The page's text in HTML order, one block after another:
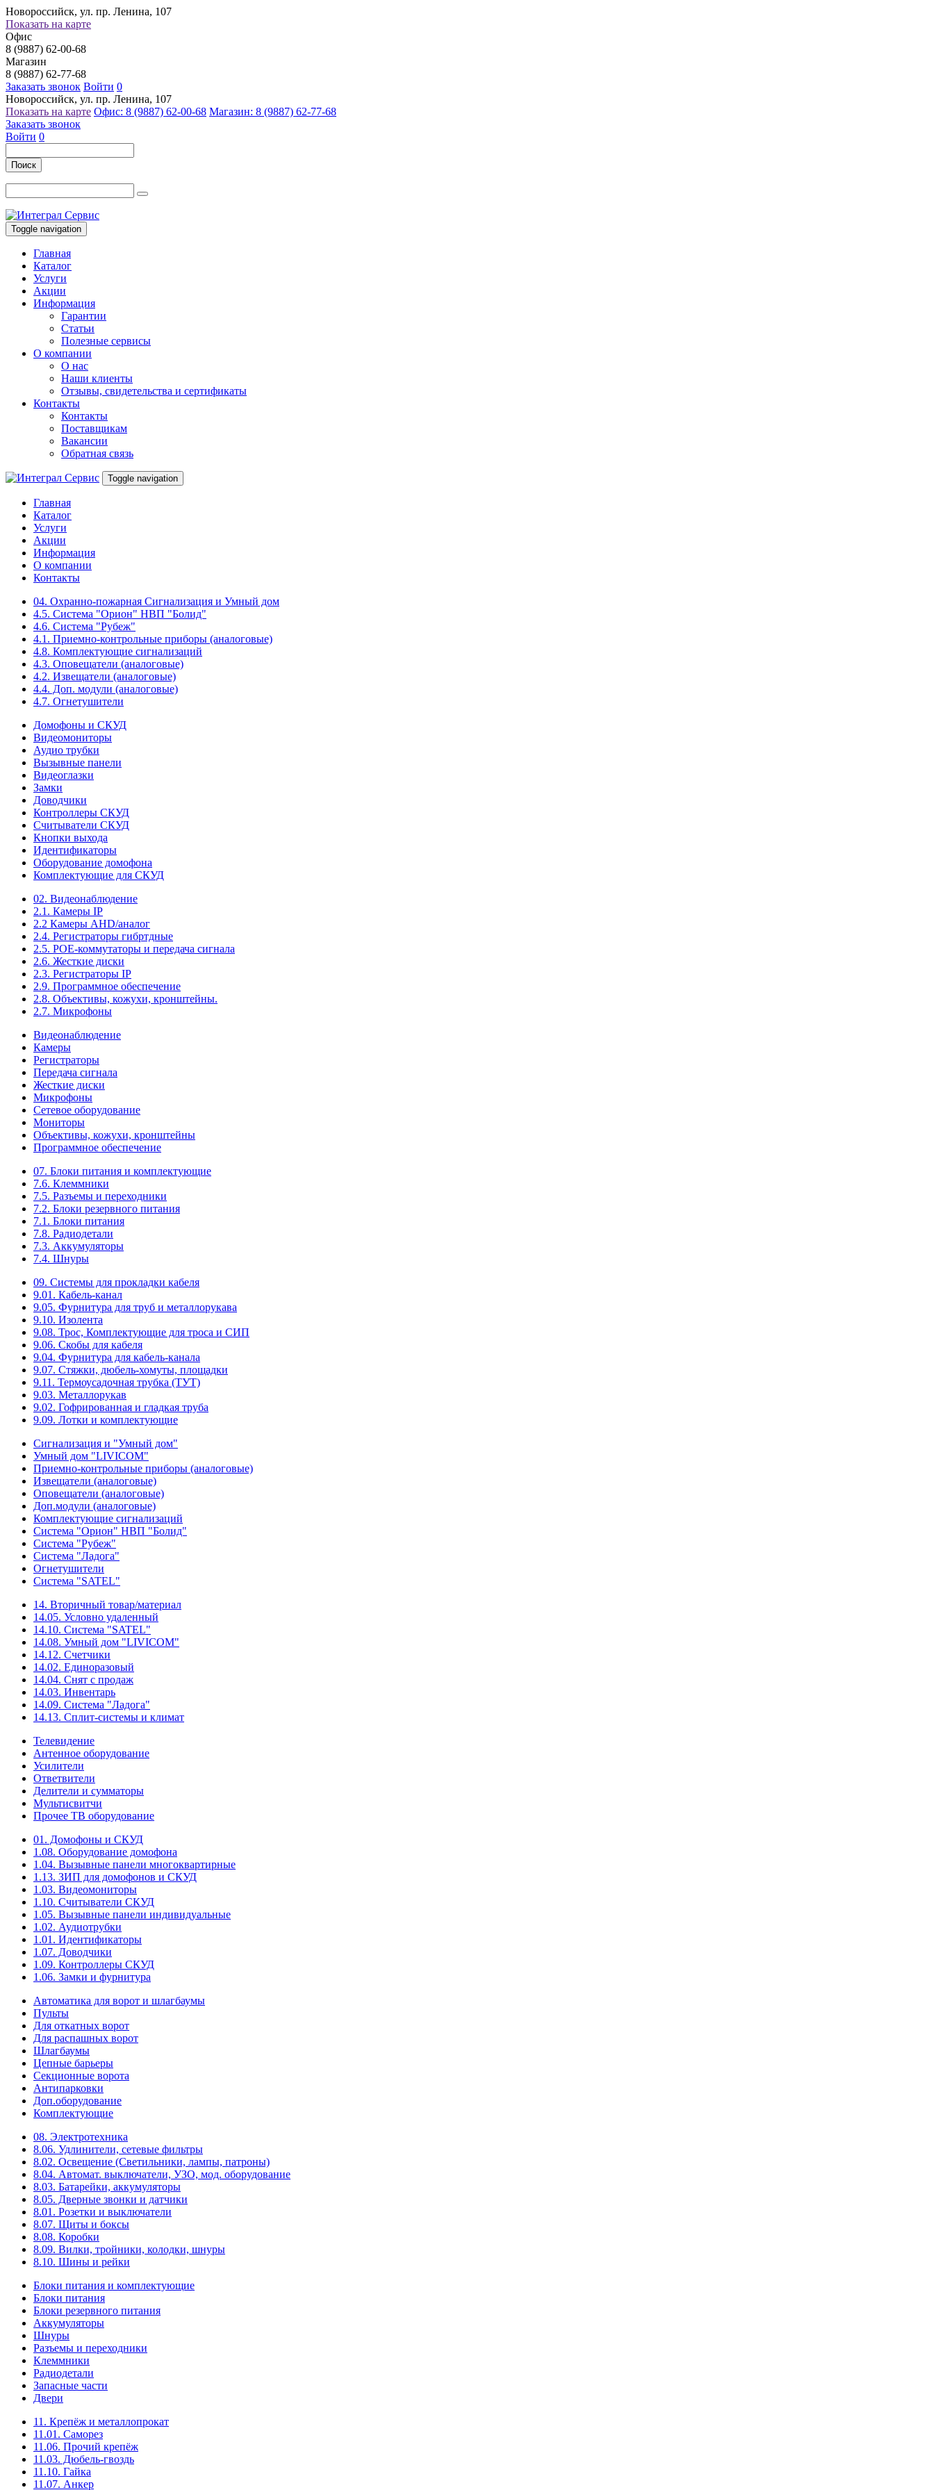
Новороссийск, ул. пр. Ленина, 107
Показать на карте
Офис
8 (9887) 62-00-68
Магазин
8 (9887) 62-77-68
Заказать звонок Войти 0
Новороссийск, ул. пр. Ленина, 107
Показать на карте Офис: 8 (9887) 62-00-68 Магазин: 8 (9887) 62-77-68
Заказать звонок
Войти 0
Поиск
Toggle navigation
Главная
Каталог
Услуги
Акции
Информация
Гарантии
Статьи
Полезные сервисы
О компании
О нас
Наши клиенты
Отзывы, свидетельства и сертификаты
Контакты
Контакты
Поставщикам
Вакансии
Обратная связь
Toggle navigation
Главная
Каталог
Услуги
Акции
Информация
О компании
Контакты
04. Охранно-пожарная Сигнализация и Умный дом
4.5. Система "Орион" НВП "Болид"
4.6. Система "Рубеж"
4.1. Приемно-контрольные приборы (аналоговые)
4.8. Комплектующие сигнализаций
4.3. Оповещатели (аналоговые)
4.2. Извещатели (аналоговые)
4.4. Доп. модули (аналоговые)
4.7. Огнетушители
Домофоны и СКУД
Видеомониторы
Аудио трубки
Вызывные панели
Видеоглазки
Замки
Доводчики
Контроллеры СКУД
Считыватели СКУД
Кнопки выхода
Идентификаторы
Оборудование домофона
Комплектующие для СКУД
02. Видеонаблюдение
2.1. Камеры IP
2.2 Камеры AHD/аналог
2.4. Регистраторы гибртдные
2.5. РОЕ-коммутаторы и передача сигнала
2.6. Жесткие диски
2.3. Регистраторы IP
2.9. Программное обеспечение
2.8. Объективы, кожухи, кронштейны.
2.7. Микрофоны
Видеонаблюдение
Камеры
Регистраторы
Передача сигнала
Жесткие диски
Микрофоны
Сетевое оборудование
Мониторы
Объективы, кожухи, кронштейны
Программное обеспечение
07. Блоки питания и комплектующие
7.6. Клеммники
7.5. Разъемы и переходники
7.2. Блоки резервного питания
7.1. Блоки питания
7.8. Радиодетали
7.3. Аккумуляторы
7.4. Шнуры
09. Системы для прокладки кабеля
9.01. Кабель-канал
9.05. Фурнитура для труб и металлорукава
9.10. Изолента
9.08. Трос, Комплектующие для троса и СИП
9.06. Скобы для кабеля
9.04. Фурнитура для кабель-канала
9.07. Стяжки, дюбель-хомуты, площадки
9.11. Термоусадочная трубка (ТУТ)
9.03. Металлорукав
9.02. Гофрированная и гладкая труба
9.09. Лотки и комплектующие
Сигнализация и "Умный дом"
Умный дом "LIVICOM"
Приемно-контрольные приборы (аналоговые)
Извещатели (аналоговые)
Оповещатели (аналоговые)
Доп.модули (аналоговые)
Комплектующие сигнализаций
Система "Орион" НВП "Болид"
Система "Рубеж"
Система "Ладога"
Огнетушители
Система "SATEL"
14. Вторичный товар/материал
14.05. Условно удаленный
14.10. Система "SATEL"
14.08. Умный дом "LIVICOM"
14.12. Счетчики
14.02. Единоразовый
14.04. Снят с продаж
14.03. Инвентарь
14.09. Система "Ладога"
14.13. Сплит-системы и климат
Телевидение
Антенное оборудование
Усилители
Ответвители
Делители и сумматоры
Мультисвитчи
Прочее ТВ оборудование
01. Домофоны и СКУД
1.08. Оборудование домофона
1.04. Вызывные панели многоквартирные
1.13. ЗИП для домофонов и СКУД
1.03. Видеомониторы
1.10. Считыватели СКУД
1.05. Вызывные панели индивидуальные
1.02. Аудиотрубки
1.01. Идентификаторы
1.07. Доводчики
1.09. Контроллеры СКУД
1.06. Замки и фурнитура
Автоматика для ворот и шлагбаумы
Пульты
Для откатных ворот
Для распашных ворот
Шлагбаумы
Цепные барьеры
Секционные ворота
Антипарковки
Доп.оборудование
Комплектующие
08. Электротехника
8.06. Удлинители, сетевые фильтры
8.02. Освещение (Светильники, лампы, патроны)
8.04. Автомат. выключатели, УЗО, мод. оборудование
8.03. Батарейки, аккумуляторы
8.05. Дверные звонки и датчики
8.01. Розетки и выключатели
8.07. Щиты и боксы
8.08. Коробки
8.09. Вилки, тройники, колодки, шнуры
8.10. Шины и рейки
Блоки питания и комплектующие
Блоки питания
Блоки резервного питания
Аккумуляторы
Шнуры
Разъемы и переходники
Клеммники
Радиодетали
Запасные части
Двери
11. Крепёж и металлопрокат
11.01. Саморез
11.06. Прочий крепёж
11.03. Дюбель-гвоздь
11.10. Гайка
11.07. Анкер